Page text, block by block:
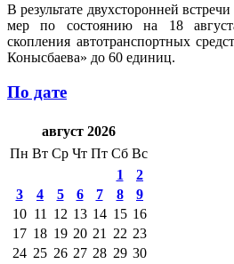
В результате двухсторонней
мер по состоянию на 18
скопления автотранспортных
Конысбаева» до 60 единиц.
По дате
август 2026
Пн Вт Ср Чт Пт Сб Вс
1
2
3
4 5 6 7 8
9
10 11 12 13 14 15 16
17 18 19 20 21 22 23
24 25 26 27 28 29 30